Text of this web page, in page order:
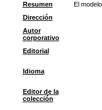
Resumen
El
Dirección
Autor
corporativo
Editorial
Idioma
Editor de la
colección